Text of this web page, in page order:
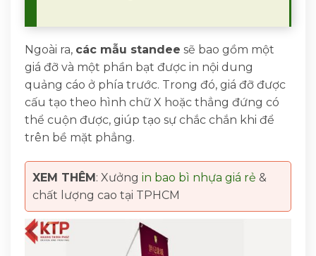
Ngoài ra, các mẫu standee sẽ bao gồm một
giá đỡ và một phần bạt được in nội dung
quảng cáo ở phía trước. Trong đó, giá đỡ được
cấu tạo theo hình chữ X hoặc thẳng đứng có
thể cuộn được, giúp tạo sự chắc chắn khi để
trên bề mặt phẳng.
XEM THÊM: Xưởng in bao bì nhựa giá rẻ &
chất lượng cao tại TPHCM